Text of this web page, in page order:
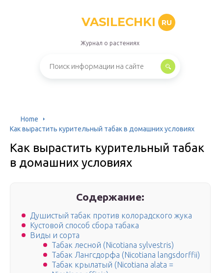
VASILECHKI RU
Журнал о растениях
Home
Как вырастить курительный табак в домашних условиях
Как вырастить курительный табак
в домашних условиях
Содержание:
Душистый табак против колорадского жука
Кустовой способ сбора табака
Виды и сорта
Табак лесной (Nicotiana sylvestris)
Табак Лангсдорфа (Nicotiana langsdorffii)
Табак крылатый (Nicotiana alata =